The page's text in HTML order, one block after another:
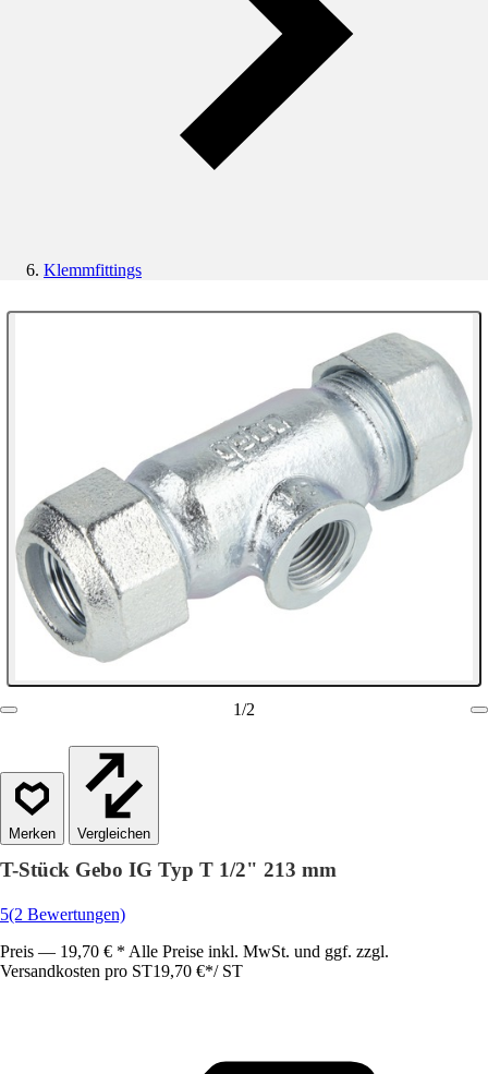
Klemmfittings
1/2
Vergleichen
T-Stück Gebo IG Typ T 1/2" 213 mm
5(2 Bewertungen)
Preis — 19,70 € * Alle Preise inkl. MwSt. und ggf. zzgl.
Versandkosten pro ST19,70 €*/ ST